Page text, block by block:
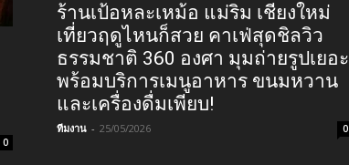
0
ร้านเป้อหละเหม้อ แม่ริม เชียงใหม่
เที่ยวฤดูไหนก็สวย คาเฟ่สุดชิลวิว
ธรรมชาติ 360 องศา มุมถ่ายรูปเยอะ
พร้อมบริการเมนูอาหาร ขนมหวาน
และเครื่องดื่มเพียบ!
ทีมงาน - 25/05/2026 0